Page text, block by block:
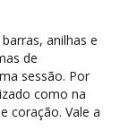
anilhas e
de
sessão. Por
como na
coração. Vale a